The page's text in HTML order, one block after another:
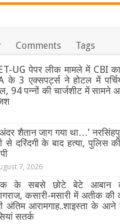
Comments Tags
UG पेपर लीक मामले में CBI
के 3 एक्सपर्ट्स ने होटल में
94 पन्नों की चार्जशीट में सामने
अंदर शैतान जाग गया था…’
से दरिंदगी के बाद हत्या, पुलिस
7, 2026
के सबसे छोटे बेटे आबान
कसारी-मसारी में अतीक
अंतिम आरामगाह..शाइस्ता के
सतर्क